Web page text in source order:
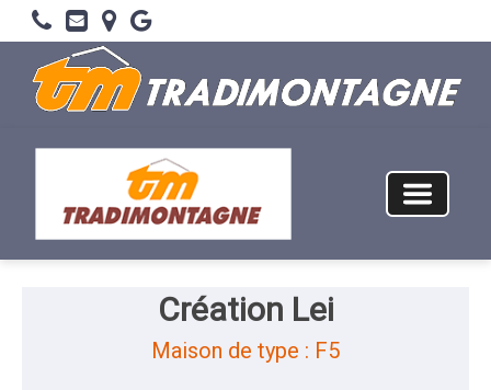
Création Lei
Maison de type : F5